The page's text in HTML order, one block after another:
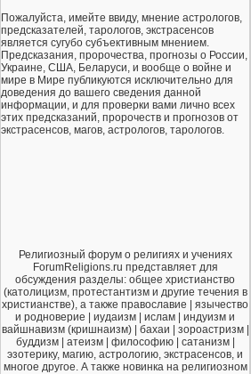
Пожалуйста, имейте ввиду, мнение астрологов,
предсказателей, тарологов, экстрасенсов
является сугубо субъективным мнением.
Предсказания, пророчества, прогнозы о России,
Украине, США, Беларуси, и вообще о войне и
мире в Мире публикуются исключительно для
доведения до вашего сведения данной
информации, и для проверки вами лично всех
этих предсказаний, пророчеств и прогнозов от
экстрасенсов, магов, астрологов, тарологов.
Религиозный форум о религиях и учениях
ForumReligions.ru представляет для
обсуждения разделы: общее христианство
(католицизм, протестантизм и другие течения в
христианстве), а также православие | язычество
и родноверие | иудаизм | ислам | индуизм и
вайшнавизм (кришнаизм) | бахаи | зороастризм |
буддизм | атеизм | философию | сатанизм |
эзотерику, магию, астрологию, экстрасенсов, и
многое другое. А также новинка на религиозном